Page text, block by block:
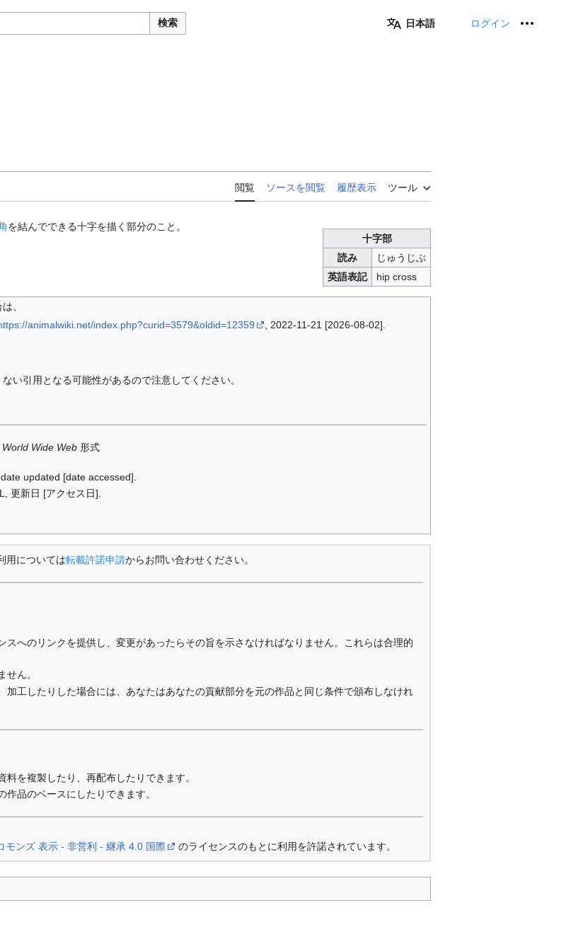
検索 日本語 ログイン
閲覧 ソースを閲覧 履歴表示 ツール
十字部
読み
じゅうじぶ
英語表記
hip cross
を結んでできる十字を描く部分のこと。
、
animalwiki.net/index.php?curid=3579&oldid=12359
, 2022-11-21 [2026-08-02].
い引用となる可能性があるので注意してください。
World Wide Web 形式
updated [date accessed].
更新日 [アクセス日].
用については転載許諾申請からお問い合わせください。
へのリンクを提供し、変更があったらその旨を示さなければなりません。これらは合理的
ん。
工したりした場合には、あなたはあなたの貢献部分を元の作品と同じ条件で頒布しなけれ
を複製したり、再配布したりできます。
品のベースにしたりできます。
モンズ 表示 - 非営利 - 継承 4.0 国際 のライセンスのもとに利用を許諾されています。